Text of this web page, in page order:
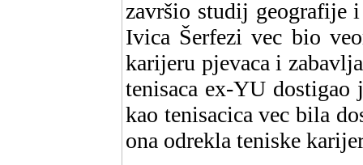
završio studij geografije
Ivica Šerfezi vec bio
karijeru pjevaca i
tenisaca ex-YU dostigao
kao tenisacica vec bila
ona odrekla teniske